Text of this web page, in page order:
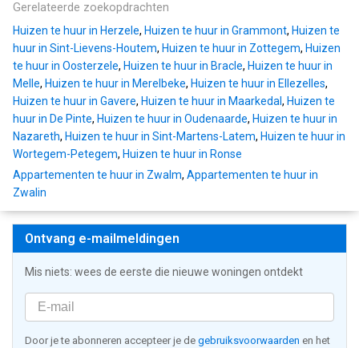
Gerelateerde zoekopdrachten
Huizen te huur in Herzele, Huizen te huur in Grammont, Huizen te
huur in Sint-Lievens-Houtem, Huizen te huur in Zottegem, Huizen
te huur in Oosterzele, Huizen te huur in Bracle, Huizen te huur in
Melle, Huizen te huur in Merelbeke, Huizen te huur in Ellezelles,
Huizen te huur in Gavere, Huizen te huur in Maarkedal, Huizen te
huur in De Pinte, Huizen te huur in Oudenaarde, Huizen te huur in
Nazareth, Huizen te huur in Sint-Martens-Latem, Huizen te huur in
Wortegem-Petegem, Huizen te huur in Ronse
Appartementen te huur in Zwalm, Appartementen te huur in
Zwalin
Ontvang e-mailmeldingen
Mis niets: wees de eerste die nieuwe woningen ontdekt
Door je te abonneren accepteer je de gebruiksvoorwaarden en het